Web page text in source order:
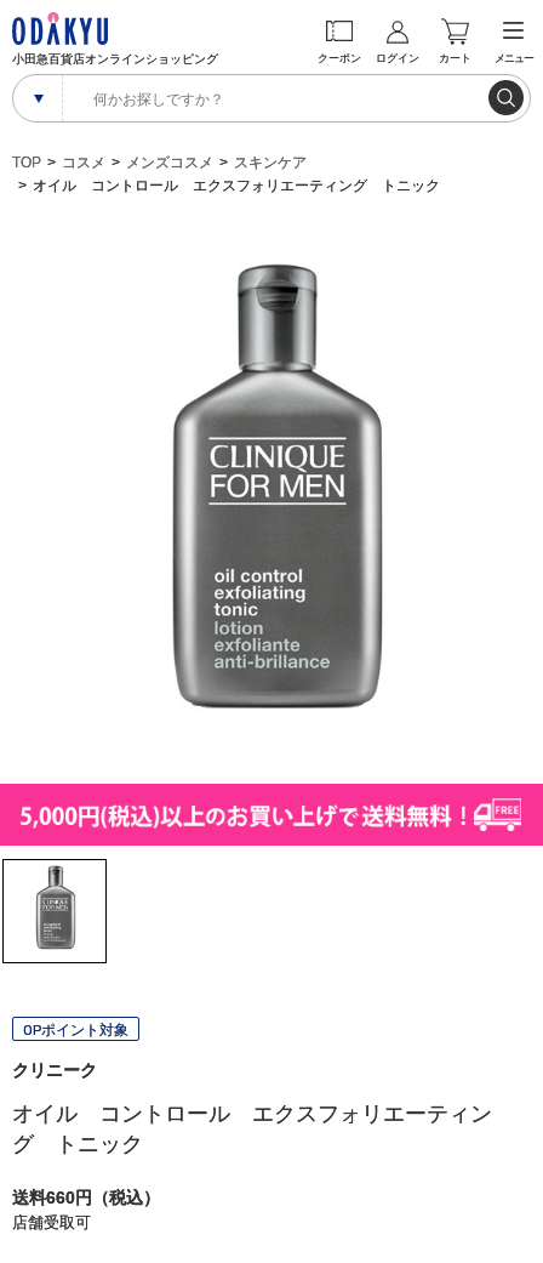
小田急百貨店オンラインショッピング クーポン ログイン カート メニュー
TOP コスメ メンズコスメ
スキンケア
オイル コントロール エクスフォリエーティング トニック
OPポイント対象
クリニーク
オイル コントロール エクスフォリエーティン
グ トニック
送料660円（税込）
店舗受取可